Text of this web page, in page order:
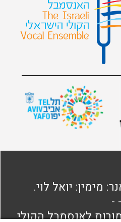
מימין: יואל לוי.
-
לאנסמבל הקולי